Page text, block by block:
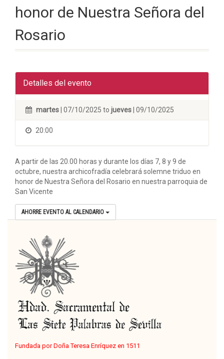
honor de Nuestra Señora del
Rosario
Detalles del evento
martes | 07/10/2025 to jueves | 09/10/2025
20:00
A partir de las 20.00 horas y durante los días 7, 8 y 9 de
octubre, nuestra archicofradía celebrará solemne triduo en
honor de Nuestra Señora del Rosario en nuestra parroquia de
San Vicente
AHORRE EVENTO AL CALENDARIO
Fundada por Doña Teresa Enríquez en 1511